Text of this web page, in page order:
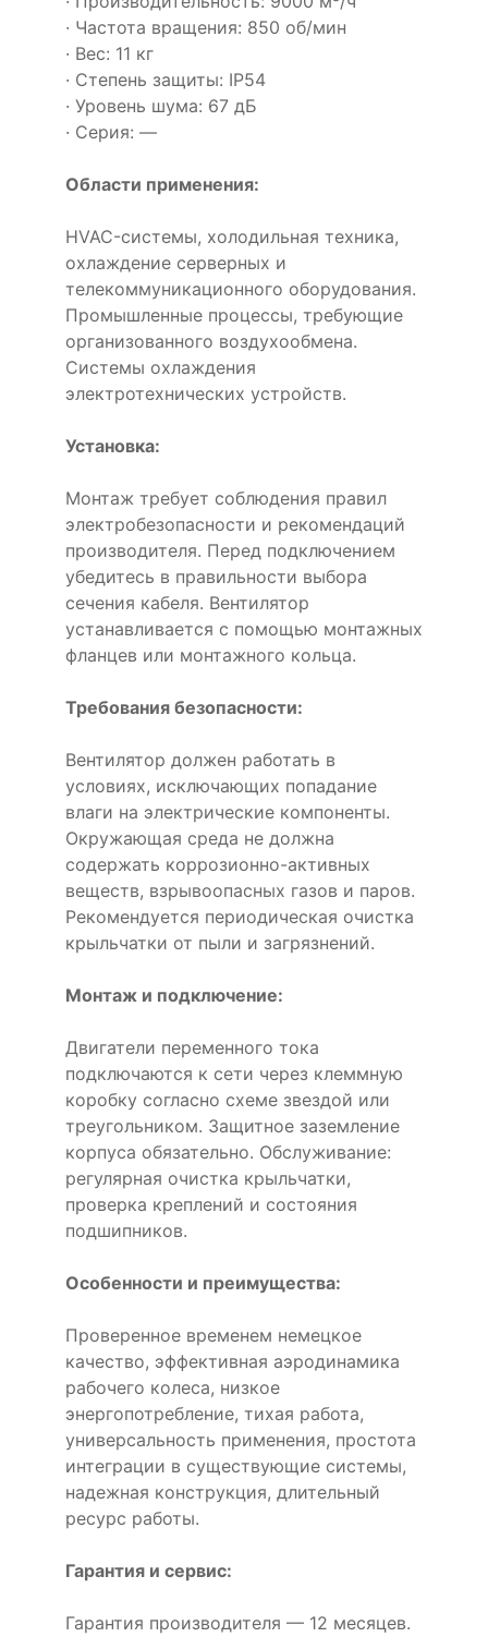
· Частота вращения: 850 об/мин
· Вес: 11 кг
· Степень защиты: IP54
· Уровень шума: 67 дБ
· Серия: —
Области применения:
HVAC-системы, холодильная техника,
охлаждение серверных и
телекоммуникационного оборудования.
Промышленные процессы, требующие
организованного воздухообмена.
Системы охлаждения
электротехнических устройств.
Установка:
Монтаж требует соблюдения правил
электробезопасности и рекомендаций
производителя. Перед подключением
убедитесь в правильности выбора
сечения кабеля. Вентилятор
устанавливается с помощью монтажных
фланцев или монтажного кольца.
Требования безопасности:
Вентилятор должен работать в
условиях, исключающих попадание
влаги на электрические компоненты.
Окружающая среда не должна
содержать коррозионно-активных
веществ, взрывоопасных газов и паров.
Рекомендуется периодическая очистка
крыльчатки от пыли и загрязнений.
Монтаж и подключение:
Двигатели переменного тока
подключаются к сети через клеммную
коробку согласно схеме звездой или
треугольником. Защитное заземление
корпуса обязательно. Обслуживание:
регулярная очистка крыльчатки,
проверка креплений и состояния
подшипников.
Особенности и преимущества:
Проверенное временем немецкое
качество, эффективная аэродинамика
рабочего колеса, низкое
энергопотребление, тихая работа,
универсальность применения, простота
интеграции в существующие системы,
надежная конструкция, длительный
ресурс работы.
Гарантия и сервис:
Гарантия производителя — 12 месяцев.